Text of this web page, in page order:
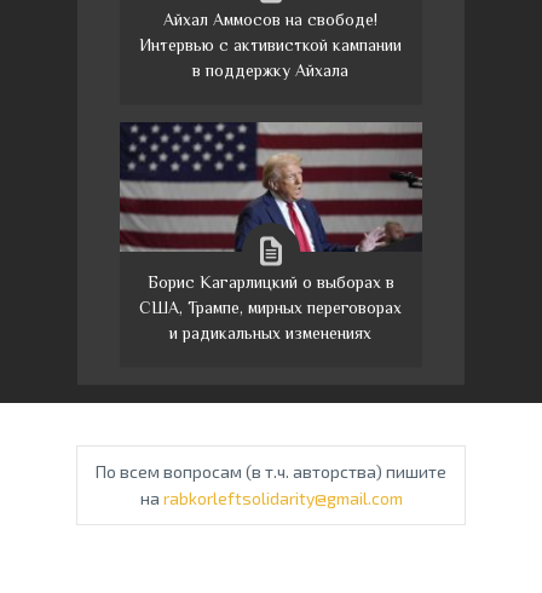
Айхал Аммосов на свободе!
Интервью с активисткой кампании
в поддержку Айхала
Борис Кагарлицкий о выборах в
США, Трампе, мирных переговорах
и радикальных изменениях
По всем вопросам (в т.ч. авторства) пишите
на rabkorleftsolidarity@gmail.com